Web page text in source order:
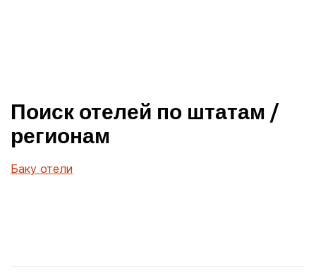
Поиск отелей по штатам /
регионам
Баку отели